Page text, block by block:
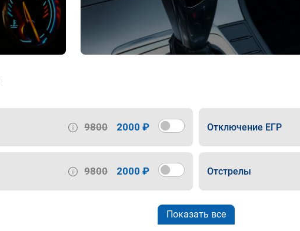
9800 2000 ₽ Отключение ЕГР
9800 2000 ₽ Отстрелы
Показать все